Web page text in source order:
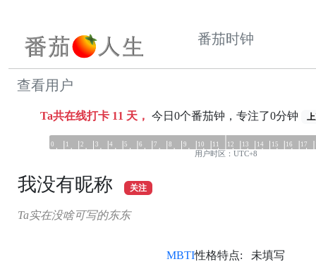
番茄时钟
查看用户
Ta共在线打卡 11 天， 今日0个番茄钟，专注了0分钟
0 1 2 3 4 5 6 7 8 9 10 11 12 13 14 15 16 17
用户时区：UTC+8
我没有昵称 关注
Ta实在没啥可写的东东
MBTI性格特点: 未填写